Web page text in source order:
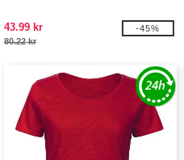
43.99 kr
80.22 kr
-45%